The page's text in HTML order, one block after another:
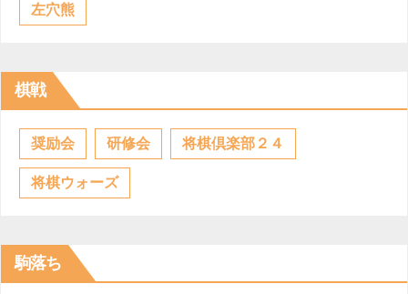
左穴熊
棋戦
奨励会 研修会 将棋倶楽部２４
将棋ウォーズ
駒落ち